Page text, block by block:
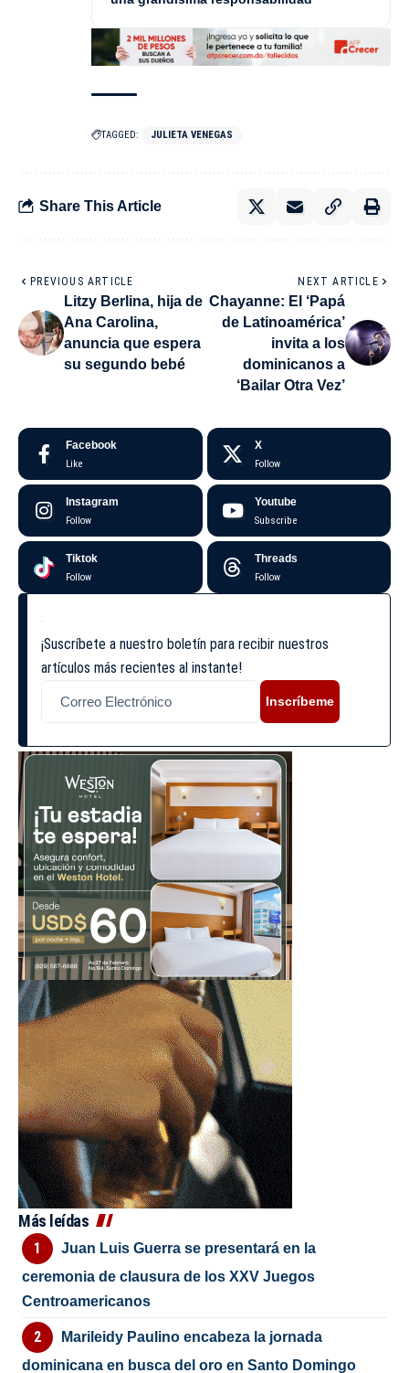
TAGGED: JULIETA VENEGAS
Share This Article
PREVIOUS ARTICLE
Litzy Berlina, hija de
Ana Carolina,
anuncia que espera
su segundo bebé
NEXT ARTICLE
Chayanne: El ‘Papá
de Latinoamérica’
invita a los
dominicanos a
‘Bailar Otra Vez’
Facebook
Like
X
Follow
Instagram
Follow
Youtube
Subscribe
Tiktok
Follow
Threads
Follow
¡Suscríbete a nuestro boletín para recibir nuestros
artículos más recientes al instante!
Inscríbeme
Más leídas
Juan Luis Guerra se presentará en la
ceremonia de clausura de los XXV Juegos
Centroamericanos
Marileidy Paulino encabeza la jornada
dominicana en busca del oro en Santo Domingo